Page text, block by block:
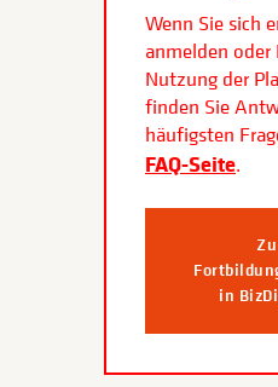
Wenn Sie sich
anmelden oder
Nutzung der
finden Sie
häufigsten
FAQ-Seite.
in